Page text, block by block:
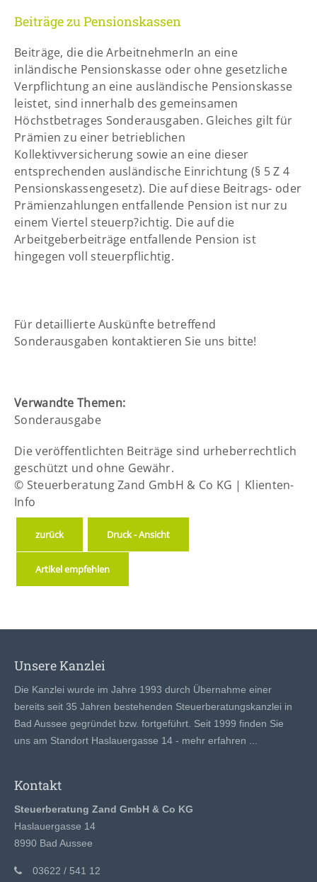
Beiträge zu Pensionskassen
Beiträge, die die ArbeitnehmerIn an eine
inländische Pensionskasse oder ohne gesetzliche
Verpflichtung an eine ausländische Pensionskasse
leistet, sind innerhalb des gemeinsamen
Höchstbetrages Sonderausgaben. Gleiches gilt für
Prämien zu einer betrieblichen
Kollektivversicherung sowie an eine dieser
entsprechenden ausländische Einrichtung (§ 5 Z 4
Pensionskassengesetz). Die auf diese Beitrags- oder
Prämienzahlungen entfallende Pension ist nur zu
einem Viertel steuerp?ichtig. Die auf die
Arbeitgeberbeiträge entfallende Pension ist
hingegen voll steuerpflichtig.
Für detaillierte Auskünfte betreffend
Sonderausgaben kontaktieren Sie uns bitte!
Verwandte Themen:
Sonderausgabe
Die veröffentlichten Beiträge sind urheberrechtlich
geschützt und ohne Gewähr.
© Steuerberatung Zand GmbH & Co KG | Klienten-
Info
zurück Druck - Ansicht
Artikel empfehlen
Unsere Kanzlei
Die Kanzlei wurde im Jahre 1993 durch Übernahme einer
bereits seit 35 Jahren bestehenden Steuerberatungskanzlei in
Bad Aussee gegründet bzw. fortgeführt. Seit 1999 finden Sie
uns am Standort Haslauergasse 14 - mehr erfahren ...
Kontakt
Steuerberatung Zand GmbH & Co KG
Haslauergasse 14
8990 Bad Aussee
03622 / 541 12